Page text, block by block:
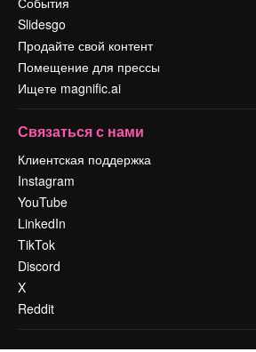
Slidesgo
Продайте свой контент
Помещение для прессы
Ищете magnific.ai
Связаться с нами
Клиентская поддержка
Instagram
YouTube
LinkedIn
TikTok
Discord
X
Reddit